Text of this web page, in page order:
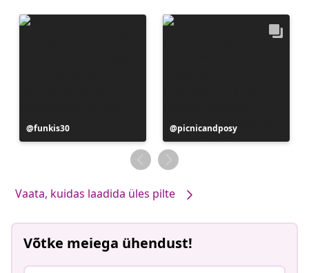
Postitus
avaldatud
funkis30
Postitus
avaldatud
picnicandposy
Vaata, kuidas laadida üles pilte
Võtke meiega ühendust!